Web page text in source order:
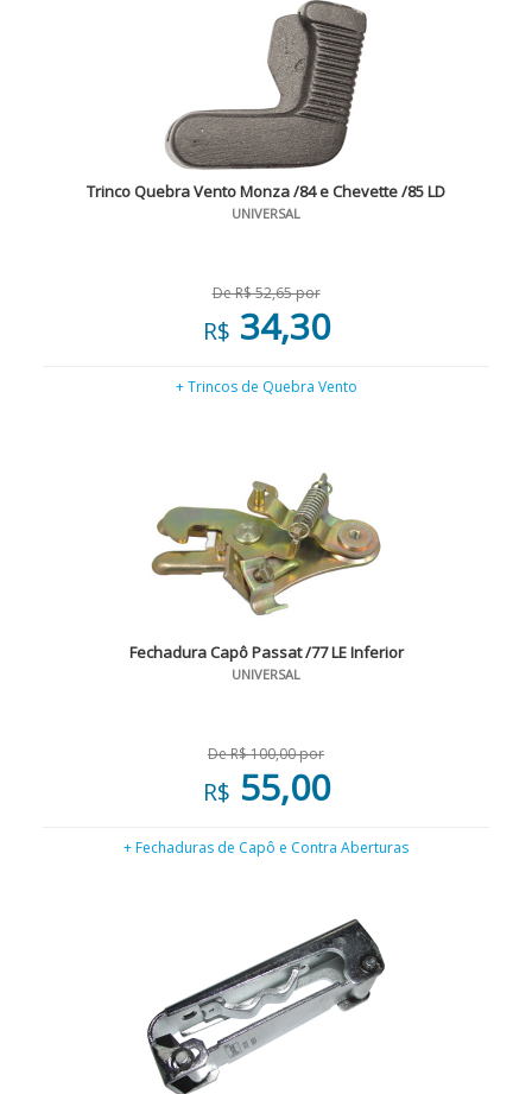
Trinco Quebra Vento Monza /84 e Chevette /85 LD
UNIVERSAL
De R$ 52,65 por
R$ 34,30
+ Trincos de Quebra Vento
Fechadura Capô Passat /77 LE Inferior
UNIVERSAL
De R$ 100,00 por
R$ 55,00
+ Fechaduras de Capô e Contra Aberturas